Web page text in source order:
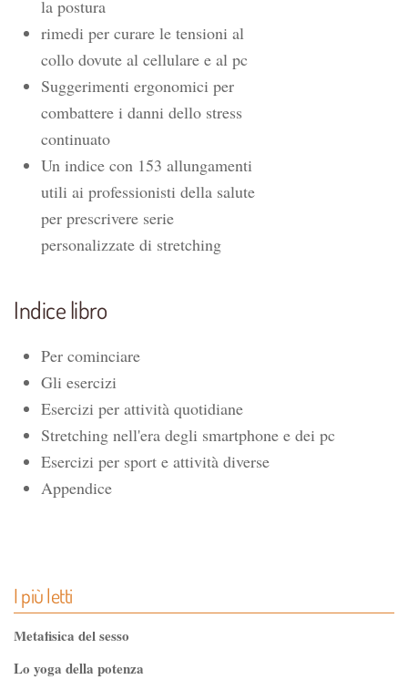
la postura
rimedi per curare le tensioni al
collo dovute al cellulare e al pc
Suggerimenti ergonomici per
combattere i danni dello stress
continuato
Un indice con 153 allungamenti
utili ai professionisti della salute
per prescrivere serie
personalizzate di stretching
Indice libro
Per cominciare
Gli esercizi
Esercizi per attività quotidiane
Stretching nell'era degli smartphone e dei pc
Esercizi per sport e attività diverse
Appendice
I più letti
Metafisica del sesso
Lo yoga della potenza